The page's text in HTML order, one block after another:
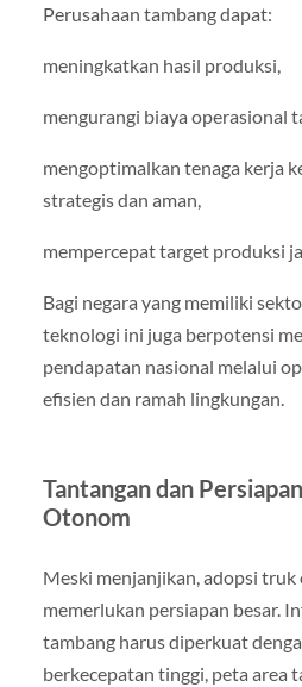
Perusahaan tambang dapat:
meningkatkan hasil produksi,
mengurangi biaya operasional
mengoptimalkan tenaga kerja
strategis dan aman,
mempercepat target produksi
Bagi negara yang memiliki
teknologi ini juga berpotensi
pendapatan nasional melalui
efisien dan ramah lingkungan.
Tantangan dan
Otonom
Meski menjanjikan, adopsi truk
memerlukan persiapan besar.
tambang harus diperkuat
berkecepatan tinggi, peta area